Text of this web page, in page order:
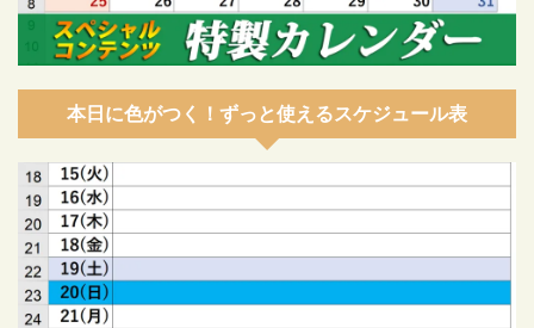
本日に色がつく！ずっと使えるスケジュール表